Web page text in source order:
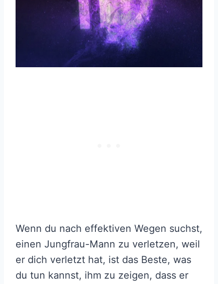
Wenn du nach effektiven Wegen suchst,
einen Jungfrau-Mann zu verletzen, weil
er dich verletzt hat, ist das Beste, was
du tun kannst, ihm zu zeigen, dass er